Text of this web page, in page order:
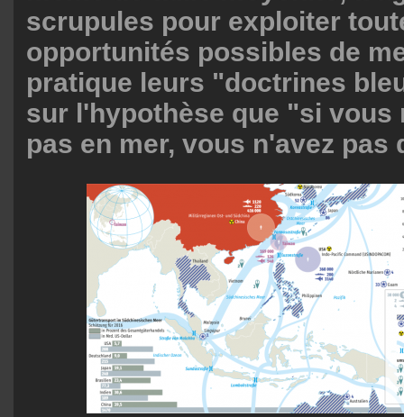
scrupules pour exploiter
opportunités possibles de
pratique leurs "doctrines
sur l'hypothèse que "si vous
pas en mer, vous n'avez pas